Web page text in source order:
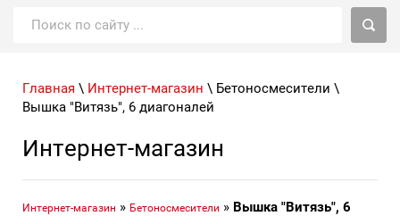
Главная \ Интернет-магазин \ Бетоносмесители \
Вышка "Витязь", 6 диагоналей
Интернет-магазин
Интернет-магазин » Бетоносмесители » Вышка "Витязь", 6